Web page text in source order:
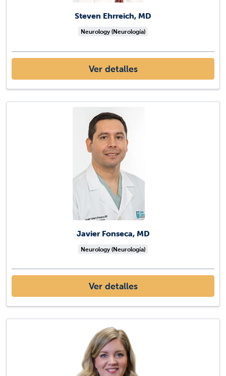
Steven Ehrreich, MD
Neurology (Neurología)
Ver detalles
Javier Fonseca, MD
Neurology (Neurología)
Ver detalles